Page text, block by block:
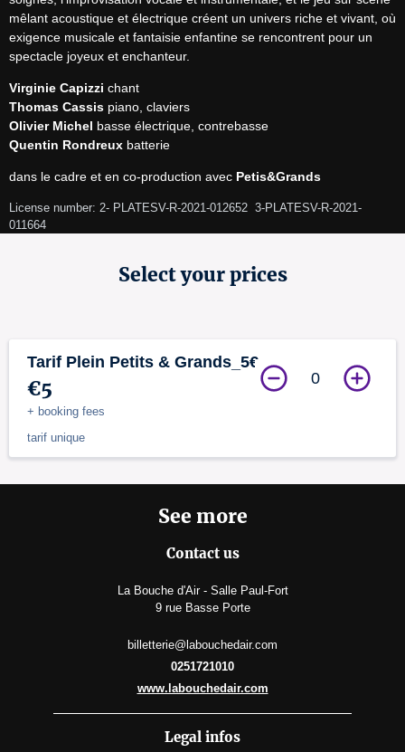
mêlant acoustique et électrique créent un univers riche et vivant, où
exigence musicale et fantaisie enfantine se rencontrent pour un
spectacle joyeux et enchanteur.
Virginie Capizzi
Thomas Cassis
Olivier Michel
Quentin Rondreux batterie
dans le cadre et en co-production avec Petis&Grands
License number: 2- PLATESV-R-2021-012652  3-PLATESV-R-2021-
011664
Select your prices
Tarif Plein Petits & Grands_5€
€5
+ booking fees
tarif unique
0
See more
Contact us
La Bouche d'Air - Salle Paul-Fort
9 rue Basse Porte
billetterie@labouchedair.com
0251721010
www.labouchedair.com
Legal infos